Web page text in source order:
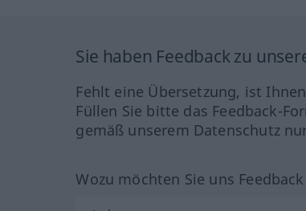
Sie haben Feedback zu
Fehlt eine Übersetzung, ist
Füllen Sie bitte das Feedback-
gemäß unserem Datenschutz
Wozu möchten Sie uns